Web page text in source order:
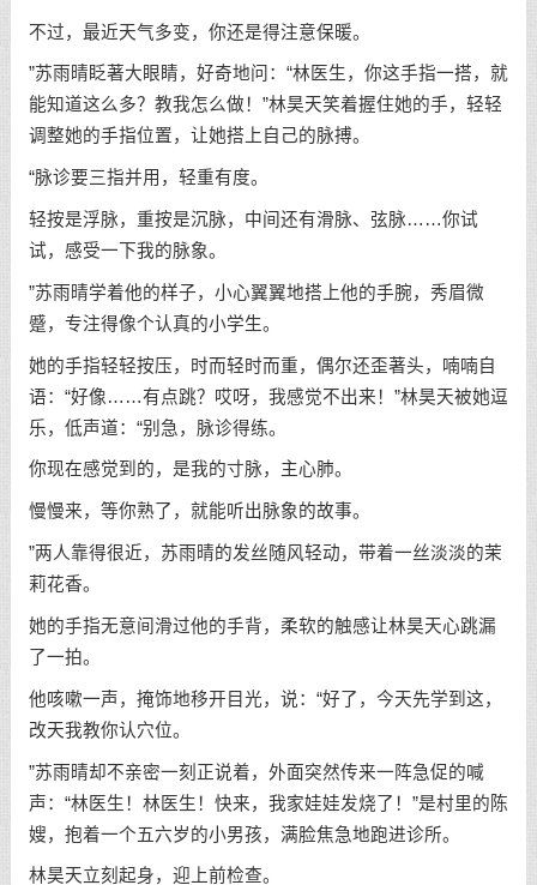
不过，最近天气多变，你还是得注意保暖。
”苏雨晴眨著大眼睛，好奇地问：“林医生，你这手指一搭，就
能知道这么多？教我怎么做！”林昊天笑着握住她的手，轻轻
调整她的手指位置，让她搭上自己的脉搏。
“脉诊要三指并用，轻重有度。
轻按是浮脉，重按是沉脉，中间还有滑脉、弦脉……你试
试，感受一下我的脉象。
”苏雨晴学着他的样子，小心翼翼地搭上他的手腕，秀眉微
蹙，专注得像个认真的小学生。
她的手指轻轻按压，时而轻时而重，偶尔还歪著头，喃喃自
语：“好像……有点跳？哎呀，我感觉不出来！”林昊天被她逗
乐，低声道：“别急，脉诊得练。
你现在感觉到的，是我的寸脉，主心肺。
慢慢来，等你熟了，就能听出脉象的故事。
”两人靠得很近，苏雨晴的发丝随风轻动，带着一丝淡淡的茉
莉花香。
她的手指无意间滑过他的手背，柔软的触感让林昊天心跳漏
了一拍。
他咳嗽一声，掩饰地移开目光，说：“好了，今天先学到这，
改天我教你认穴位。
”苏雨晴却不亲密一刻正说着，外面突然传来一阵急促的喊
声：“林医生！林医生！快来，我家娃娃发烧了！”是村里的陈
嫂，抱着一个五六岁的小男孩，满脸焦急地跑进诊所。
林昊天立刻起身，迎上前检查。